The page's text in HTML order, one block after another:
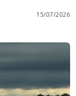
15/07/2026